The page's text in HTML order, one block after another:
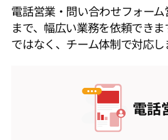
電話営業・問い合わせフォー
まで、幅広い業務を依頼できま
ではなく、チーム体制で対応し
電話